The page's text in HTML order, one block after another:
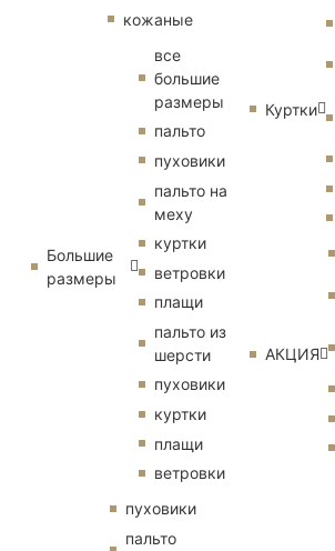
кожаные
Большие
размеры
все
большие
размеры
пальто
пуховики
пальто на
меху
куртки
ветровки
плащи
пальто из
шерсти
пуховики
куртки
плащи
ветровки
пуховики
пальто
Куртки
АКЦИЯ